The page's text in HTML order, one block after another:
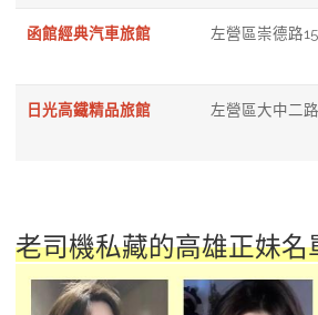
函館經典汽車旅館 左營區崇德路
日光高鐵精品旅館 左營區大中二
老司機私藏的高雄正妹名